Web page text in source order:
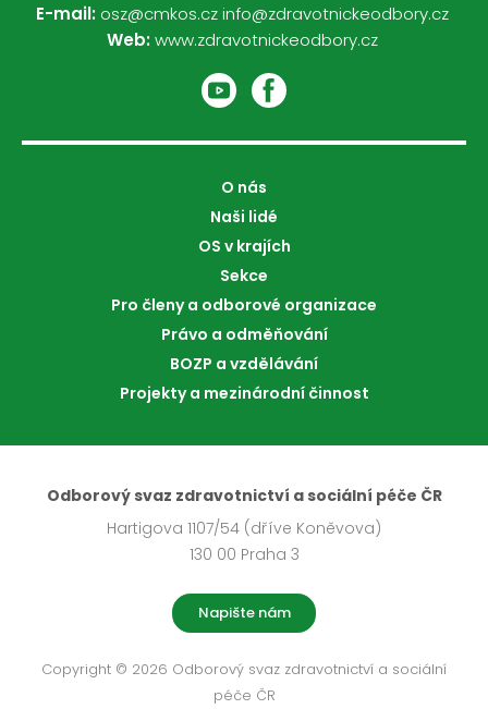
E-mail: osz@cmkos.cz info@zdravotnickeodbory.cz
Web:www.zdravotnickeodbory.cz
O nás
Naši lidé
OS v krajích
Sekce
Pro členy a odborové organizace
Právo a odměňování
BOZP a vzdělávání
Projekty a mezinárodní činnost
Odborový svaz zdravotnictví a sociální péče ČR
Hartigova 1107/54 (dříve Koněvova)
130 00 Praha 3
Napište nám
Copyright © 2026 Odborový svaz zdravotnictví a sociální
péče ČR